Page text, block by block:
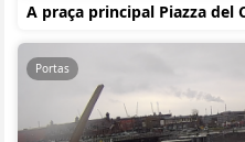
A praça principal Piazza del
Portas